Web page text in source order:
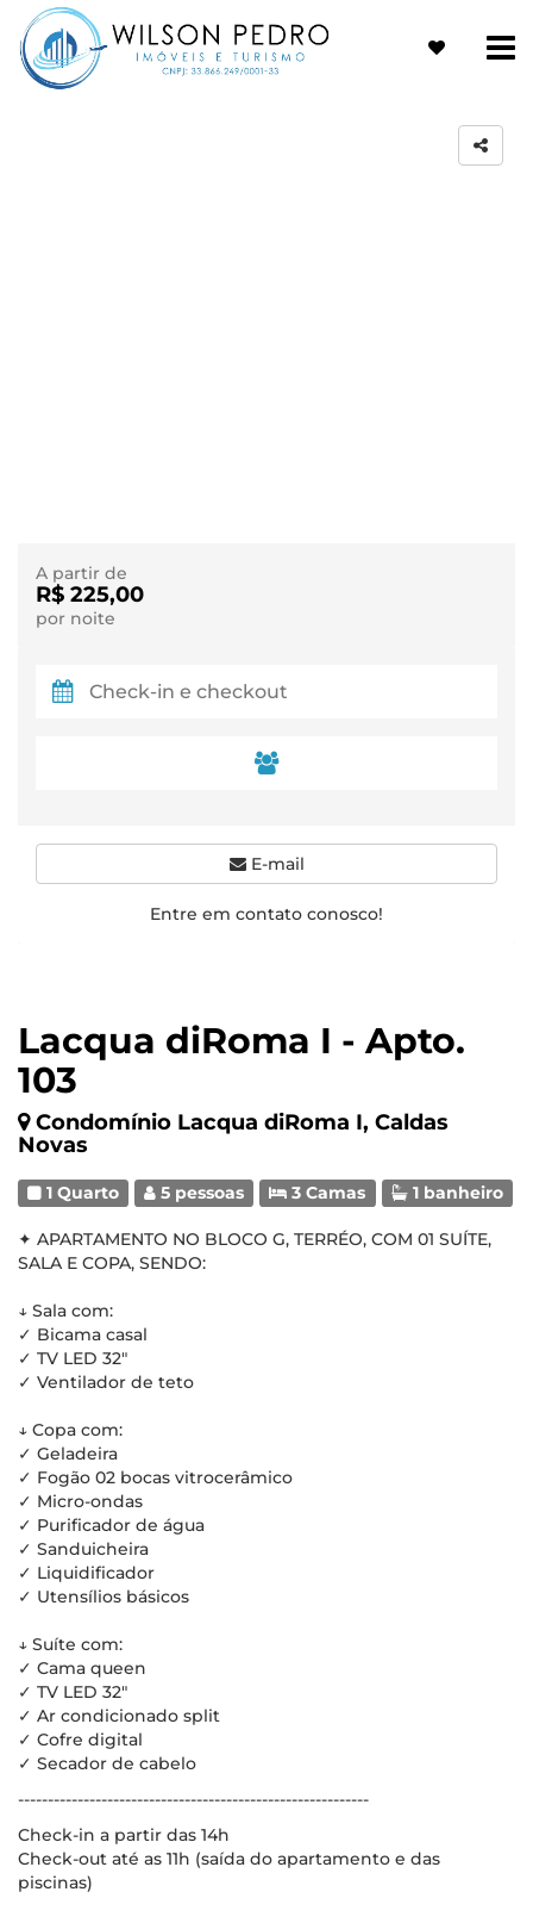
Lacqua diRoma I - Apto.
103
Condomínio Lacqua diRoma I, Caldas
Novas
1 Quarto 5 pessoas 3 Camas 1 banheiro
✦ APARTAMENTO NO BLOCO G, TERRÉO, COM 01 SUÍTE,
SALA E COPA, SENDO:
↓ Sala com:
✓ Bicama casal
✓ TV LED 32"
✓ Ventilador de teto
↓ Copa com:
✓ Geladeira
✓ Fogão 02 bocas vitrocerâmico
✓ Micro-ondas
✓ Purificador de água
✓ Sanduicheira
✓ Liquidificador
✓ Utensílios básicos
↓ Suíte com:
✓ Cama queen
✓ TV LED 32"
✓ Ar condicionado split
✓ Cofre digital
✓ Secador de cabelo
-----------------------------------------------------------
Check-in a partir das 14h
Check-out até as 11h (saída do apartamento e das
piscinas)
A partir de
R$ 225,00
por noite
E-mail
Entre em contato conosco!